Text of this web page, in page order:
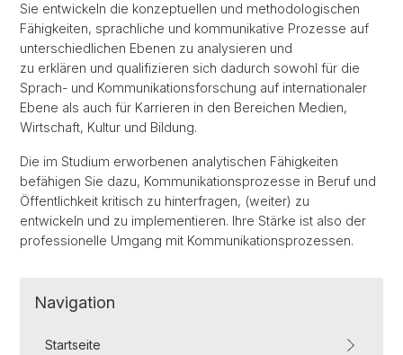
Sie entwickeln die konzeptuellen und methodologischen
Fähigkeiten, sprachliche und kommunikative Prozesse auf
unterschiedlichen Ebenen zu analysieren und
zu erklären und qualifizieren sich dadurch sowohl für die
Sprach- und Kommunikationsforschung auf internationaler
Ebene als auch für Karrieren in den Bereichen Medien,
Wirtschaft, Kultur und Bildung.
Die im Studium erworbenen analytischen Fähigkeiten
befähigen Sie dazu, Kommunikationsprozesse in Beruf und
Öffentlichkeit kritisch zu hinterfragen, (weiter) zu
entwickeln und zu implementieren. Ihre Stärke ist also der
professionelle Umgang mit Kommunikationsprozessen.
Navigation
Startseite